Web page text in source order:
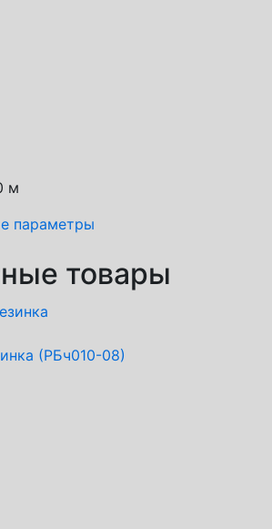
м
параметры
товары
(РБч010-08)